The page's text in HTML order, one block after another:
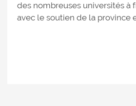
des nombreuses universités à
avec le soutien de la province